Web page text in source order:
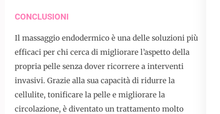
CONCLUSIONI
Il massaggio endodermico è una delle soluzioni più
efficaci per chi cerca di migliorare l’aspetto della
propria pelle senza dover ricorrere a interventi
invasivi. Grazie alla sua capacità di ridurre la
cellulite, tonificare la pelle e migliorare la
circolazione, è diventato un trattamento molto